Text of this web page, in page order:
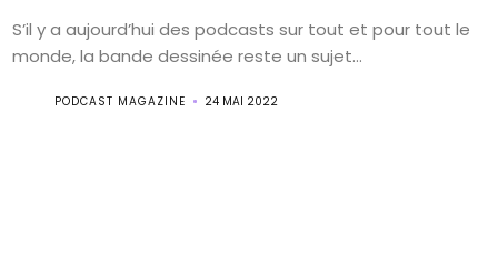
S’il y a aujourd’hui des podcasts sur tout et pour tout le
monde, la bande dessinée reste un sujet...
PODCAST MAGAZINE 24 MAI 2022